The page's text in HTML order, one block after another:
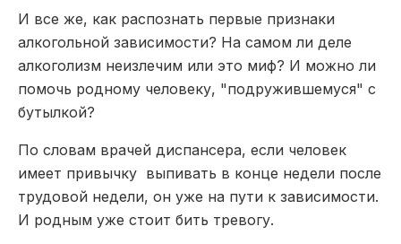
И все же, как распознать первые признаки
алкогольной зависимости? На самом ли деле
алкоголизм неизлечим или это миф? И можно ли
помочь родному человеку, "подружившемуся" с
бутылкой?
По словам врачей диспансера, если человек
имеет привычку выпивать в конце недели после
трудовой недели, он уже на пути к зависимости.
И родным уже стоит бить тревогу.